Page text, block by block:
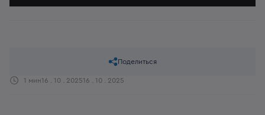
1 мин16 . 10 . 202516 . 10 . 2025
Поделиться